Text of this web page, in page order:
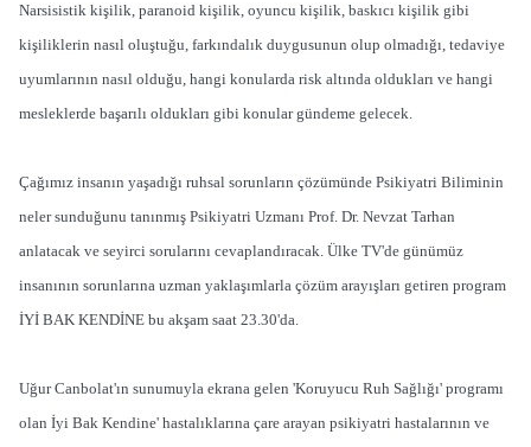
Narsisistik kişilik, paranoid kişilik, oyuncu kişilik, baskıcı kişilik gibi
kişiliklerin nasıl oluştuğu, farkındalık duygusunun olup olmadığı, tedaviye
uyumlarının nasıl olduğu, hangi konularda risk altında oldukları ve hangi
mesleklerde başarılı oldukları gibi konular gündeme gelecek.
Çağımız insanın yaşadığı ruhsal sorunların çözümünde Psikiyatri Biliminin
neler sunduğunu tanınmış Psikiyatri Uzmanı Prof. Dr. Nevzat Tarhan
anlatacak ve seyirci sorularını cevaplandıracak. Ülke TV'de günümüz
insanının sorunlarına uzman yaklaşımlarla çözüm arayışları getiren program
İYİ BAK KENDİNE bu akşam saat 23.30'da.
Uğur Canbolat'ın sunumuyla ekrana gelen 'Koruyucu Ruh Sağlığı' programı
olan İyi Bak Kendine' hastalıklarına çare arayan psikiyatri hastalarının ve